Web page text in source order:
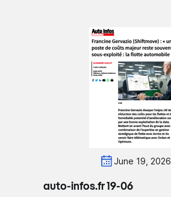
June 19, 2026
auto-infos.fr 19-06